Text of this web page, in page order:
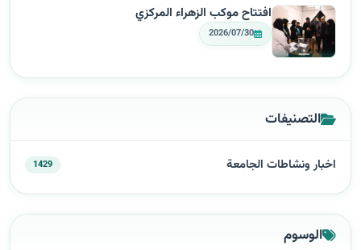
افتتاح موكب الزهراء المركزي
2026/07/30
التصنيفات
اخبار ونشاطات الجامعة 1429
الوسوم